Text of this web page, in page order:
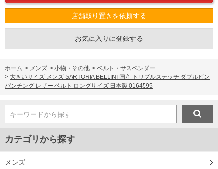
店舗取り置きを依頼する
お気に入りに登録する
ホーム > メンズ > 小物・その他 > ベルト・サスペンダー
> 大きいサイズ メンズ SARTORIA BELLINI 国産 トリプルステッチ ダブルピン
パンチング レザー ベルト ロングサイズ 日本製 0164595
キーワードから探す
カテゴリから探す
メンズ